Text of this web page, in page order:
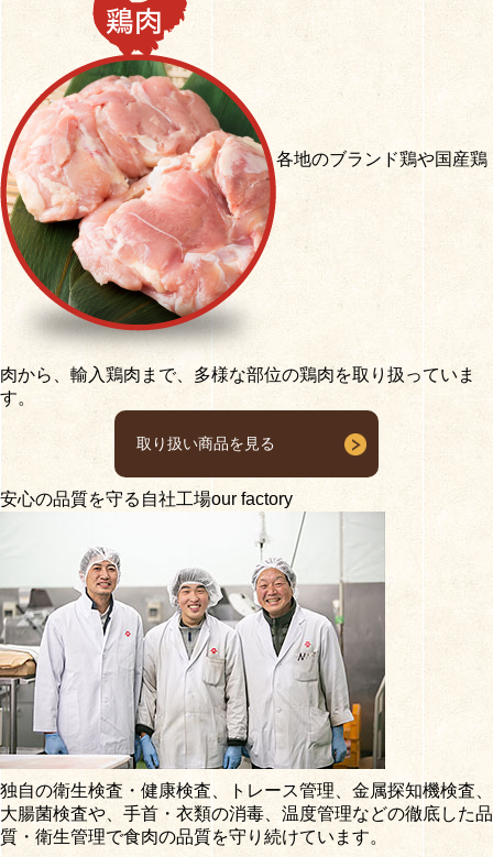
各地のブランド鶏や国産鶏
肉から、輸入鶏肉まで、多様な部位の鶏肉を取り扱っていま
す。
取り扱い商品を見る
安心の品質を守る自社工場our factory
独自の衛生検査・健康検査、トレース管理、金属探知機検査、
大腸菌検査や、手首・衣類の消毒、温度管理などの徹底した品
質・衛生管理で食肉の品質を守り続けています。